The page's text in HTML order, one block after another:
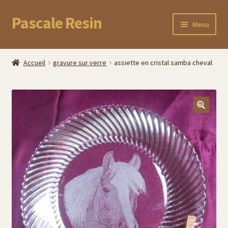
Aller
à
navigation
Aller
au
Pascale Resin Menu
Accueil
Commande
Panier
Mon compte
Suivez votre commande
Cadeaux uniques pour la fête des Mères
Accueil gravure sur verre assiette en cristal samba cheval